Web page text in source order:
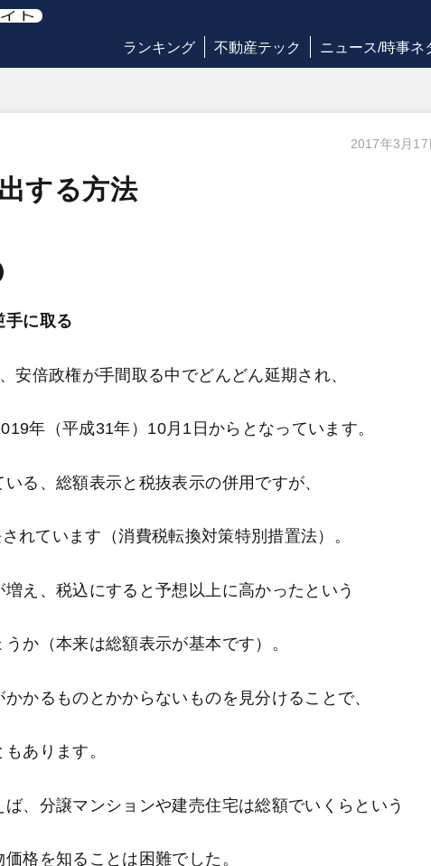
ランキング 不動産テック ニュース/時事ネ
2017年3月17
する方法
手に取る
安倍政権が手間取る中でどんどん延期され、
年（平成31年）10月1日からとなっています。
る、総額表示と税抜表示の併用ですが、
れています（消費税転換対策特別措置法）。
え、税込にすると予想以上に高かったという
か（本来は総額表示が基本です）。
かるものとかからないものを見分けることで、
あります。
、分譲マンションや建売住宅は総額でいくらという
格を知ることは困難でした。